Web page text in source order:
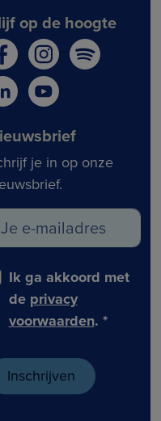
op de hoogte
je in op onze
Ik ga akkoord met
de privacy
voorwaarden. *